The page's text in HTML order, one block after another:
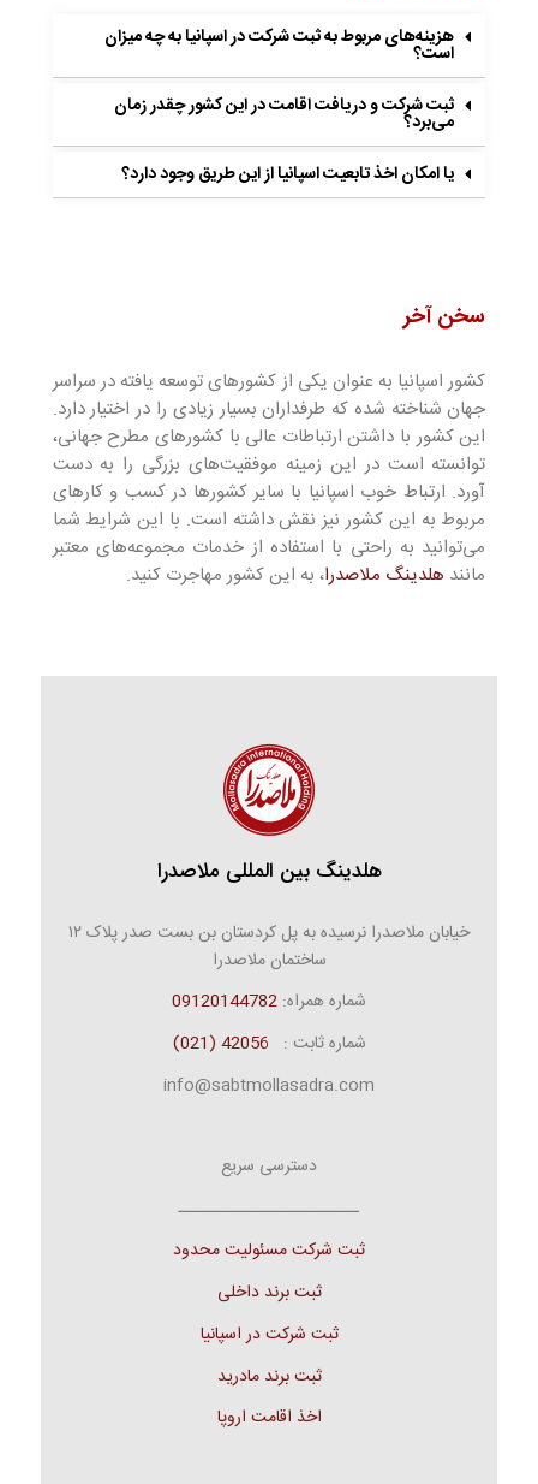
هزینه‌های مربوط به ثبت شرکت در اسپانیا به چه میزان
است؟
ثبت شرکت و دریافت اقامت در این کشور چقدر زمان
می‌برد؟
یا امکان اخذ تابعیت اسپانیا از این طریق وجود دارد؟
سخن آخر
کشور اسپانیا به عنوان یکی از کشورهای توسعه یافته در سراسر
جهان شناخته شده که طرفداران بسیار زیادی را در اختیار دارد.
این کشور با داشتن ارتباطات عالی با کشورهای مطرح جهانی،
توانسته است در این زمینه موفقیت‌های بزرگی را به دست
آورد. ارتباط خوب اسپانیا با سایر کشورها در کسب و کارهای
مربوط به این کشور نیز نقش داشته است. با این شرایط شما
می‌توانید به راحتی با استفاده از خدمات مجموعه‌های معتبر
مانند هلدینگ ملاصدرا، به این کشور مهاجرت کنید.
هلدینگ بین المللی ملاصدرا
خیابان ملاصدرا نرسیده به پل کردستان بن بست صدر پلاک ۱۲
ساختمان ملاصدرا
شماره همراه: 09120144782
شماره ثابت : 42056 (021)
info@sabtmollasadra.com
دسترسی سریع
ـــــــــــــــــــــــــ
ثبت شرکت مسئولیت محدود
ثبت برند داخلی
ثبت شرکت در اسپانیا
ثبت برند مادرید
اخذ اقامت اروپا